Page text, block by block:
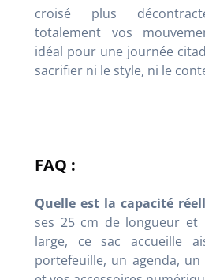
croisé plus
totalement vos
idéal pour une journée
sacrifier ni le style, ni le
FAQ :
Quelle est la capacité
ses 25 cm de longueur et
large, ce sac accueille
portefeuille, un agenda,